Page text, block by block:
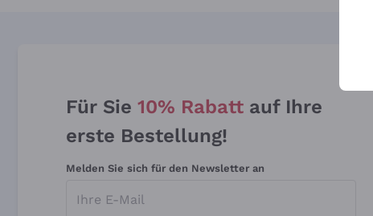
Für Sie 10% Rabatt auf Ihre
erste Bestellung!
Melden Sie sich für den Newsletter an